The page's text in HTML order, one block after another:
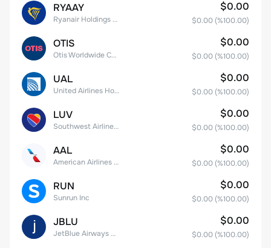
RYAAY
Ryanair Holdings plc American Depositary Shares
$0.00
$0.00 (%100.00)
OTIS
Otis Worldwide Corporation
$0.00
$0.00 (%100.00)
UAL
United Airlines Holdings, Inc. Common Stock
$0.00
$0.00 (%100.00)
LUV
Southwest Airlines Co.
$0.00
$0.00 (%100.00)
AAL
American Airlines Group Inc.
$0.00
$0.00 (%100.00)
RUN
Sunrun Inc
$0.00
$0.00 (%100.00)
JBLU
JetBlue Airways Corp
$0.00
$0.00 (%100.00)